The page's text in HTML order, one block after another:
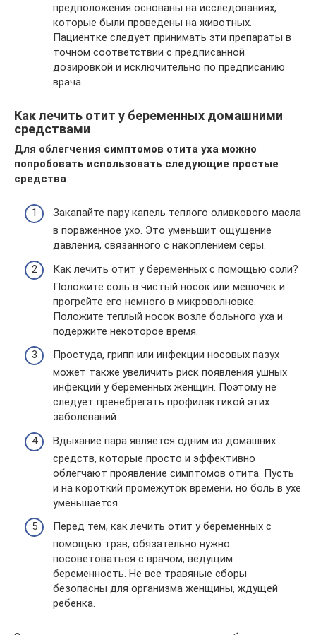
предположения основаны на исследованиях,
которые были проведены на животных.
Пациентке следует принимать эти препараты в
точном соответствии с предписанной
дозировкой и исключительно по предписанию
врача.
Как лечить отит у беременных домашними
средствами
Для облегчения симптомов отита уха можно
попробовать использовать следующие простые
средства:
Закапайте пару капель теплого оливкового масла
в пораженное ухо. Это уменьшит ощущение
давления, связанного с накоплением серы.
Как лечить отит у беременных с помощью соли?
Положите соль в чистый носок или мешочек и
прогрейте его немного в микроволновке.
Положите теплый носок возле больного уха и
подержите некоторое время.
Простуда, грипп или инфекции носовых пазух
может также увеличить риск появления ушных
инфекций у беременных женщин. Поэтому не
следует пренебрегать профилактикой этих
заболеваний.
Вдыхание пара является одним из домашних
средств, которые просто и эффективно
облегчают проявление симптомов отита. Пусть
и на короткий промежуток времени, но боль в ухе
уменьшается.
Перед тем, как лечить отит у беременных с
помощью трав, обязательно нужно
посоветоваться с врачом, ведущим
беременность. Не все травяные сборы
безопасны для организма женщины, ждущей
ребенка.